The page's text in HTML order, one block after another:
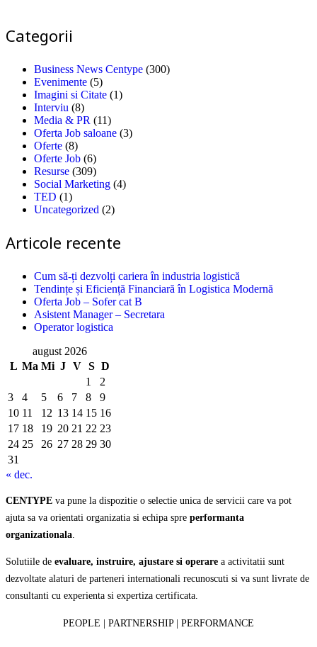
Categorii
Business News Centype (300)
Evenimente (5)
Imagini si Citate (1)
Interviu (8)
Media & PR (11)
Oferta Job saloane (3)
Oferte (8)
Oferte Job (6)
Resurse (309)
Social Marketing (4)
TED (1)
Uncategorized (2)
Articole recente
Cum să-ți dezvolți cariera în industria logistică
Tendințe și Eficiență Financiară în Logistica Modernă
Oferta Job – Sofer cat B
Asistent Manager – Secretara
Operator logistica
august 2026
L Ma Mi J V S D
1
2
3
4 5 6 7 8
9
10 11 12 13 14 15 16
17 18 19 20 21 22 23
24 25 26 27 28 29 30
31
« dec.
CENTYPE va pune la dispozitie o selectie unica de servicii care va pot
ajuta sa va orientati organizatia si echipa spre performanta
organizationala
Solutiile de evaluare, instruire, ajustare si operare a activitatii sunt
dezvoltate alaturi de parteneri internationali recunoscuti si va sunt livrate de
consultanti cu experienta si expertiza certificata.
PEOPLE | PARTNERSHIP | PERFORMANCE